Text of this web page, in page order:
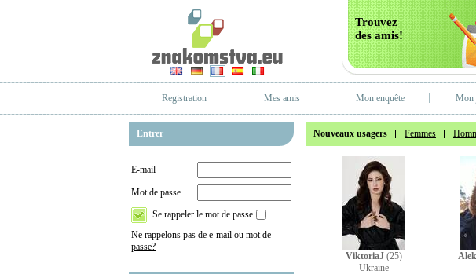
Trouvez
des amis!
Registration Mes amis Mon enquête Mon
Entrer
E-mail
Mot de passe
Se rappeler le mot de passe
Ne rappelons pas de e-mail ou mot de
passe?
Nouveaux usagers Femmes
ViktoriaJ (25)
Ukraine